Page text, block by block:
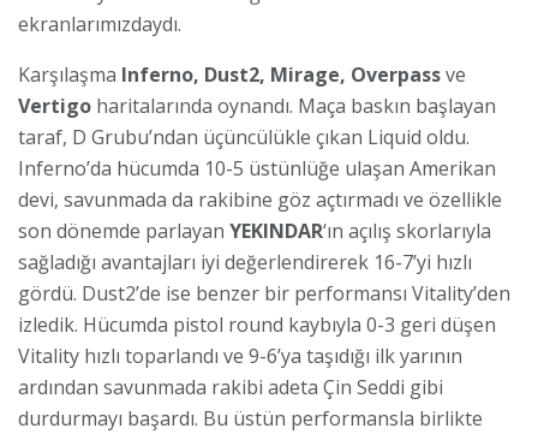
ekranlarımızdaydı.
Karşılaşma Inferno, Dust2, Mirage, Overpassve
Vertigo haritalarında oynandı. Maça baskın başlayan
taraf, D Grubu’ndan üçüncülükle çıkan Liquid oldu.
Inferno’da hücumda 10-5 üstünlüğe ulaşan Amerikan
devi, savunmada da rakibine göz açtırmadı ve özellikle
son dönemde parlayan YEKINDAR‘ın açılış skorlarıyla
sağladığı avantajları iyi değerlendirerek 16-7’yi hızlı
gördü. Dust2’de ise benzer bir performansı Vitality’den
izledik. Hücumda pistol round kaybıyla 0-3 geri düşen
Vitality hızlı toparlandı ve 9-6’ya taşıdığı ilk yarının
ardından savunmada rakibi adeta Çin Seddi gibi
durdurmayı başardı. Bu üstün performansla birlikte